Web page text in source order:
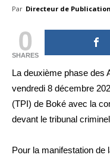
Par Directeur de Publication
0
SHARES
La deuxième phase des
vendredi 8 décembre
(TPI) de Boké avec la
devant le tribunal
Pour la manifestation de